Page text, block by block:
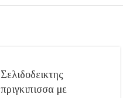
Σελιδοδεικτης
πριγκιπισσα με